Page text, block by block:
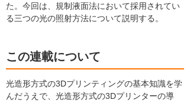
た。今回は、規制液面法において採用されてい
る三つの光の照射方法について説明する。
この連載について
光造形方式の3Dプリンティングの基本知識を学
んだうえで、光造形方式の3Dプリンターの導